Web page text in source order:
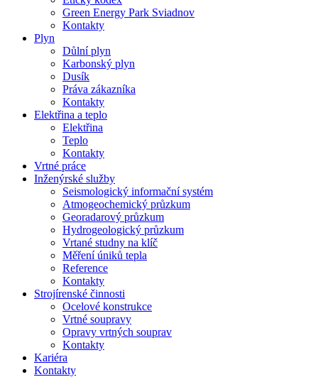
Green Energy Park Sviadnov
Kontakty
Plyn
Důlní plyn
Karbonský plyn
Dusík
Práva zákazníka
Kontakty
Elektřina a teplo
Elektřina
Teplo
Kontakty
Vrtné práce
Inženýrské služby
Seismologický informační systém
Atmogeochemický průzkum
Georadarový průzkum
Hydrogeologický průzkum
Vrtané studny na klíč
Měření úniků tepla
Reference
Kontakty
Strojírenské činnosti
Ocelové konstrukce
Vrtné soupravy
Opravy vrtných souprav
Kontakty
Kariéra
Kontakty